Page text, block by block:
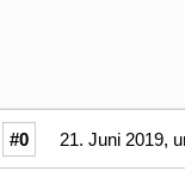
#0 21. Juni 2019,